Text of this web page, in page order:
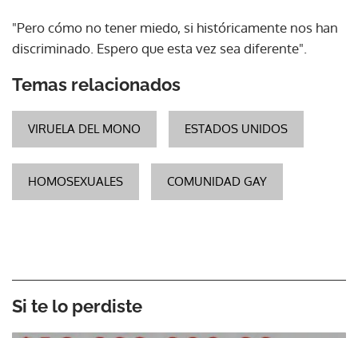
"Pero cómo no tener miedo, si históricamente nos han
discriminado. Espero que esta vez sea diferente".
Temas relacionados
VIRUELA DEL MONO ESTADOS UNIDOS
HOMOSEXUALES COMUNIDAD GAY
Si te lo perdiste